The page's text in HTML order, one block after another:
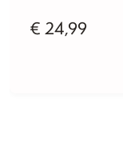
€ 24,99